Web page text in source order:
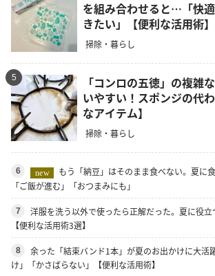
を組み合わせると…「快
きたい」【便利な活用術】
掃除・暮らし
5
「コンロの五徳」の複雑
いやすい！スポンジの代
なアイテム】
掃除・暮らし
6 new
もう「納豆」はそのまま食べない。夏に
「ご飯が進む」「おつまみにも」
7
洋服を洗う以外で使ったら正解だった。夏に役
【便利な活用術3選】
8
余った「結束バンド1本」が夏のお出かけに大活
け」「かさばらない」【便利な活用術】